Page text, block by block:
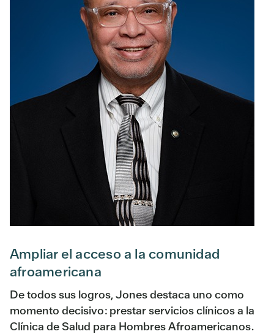
Ampliar el acceso a la comunidad
afroamericana
De todos sus logros, Jones destaca uno como
momento decisivo: prestar servicios clínicos a la
Clínica de Salud para Hombres Afroamericanos.